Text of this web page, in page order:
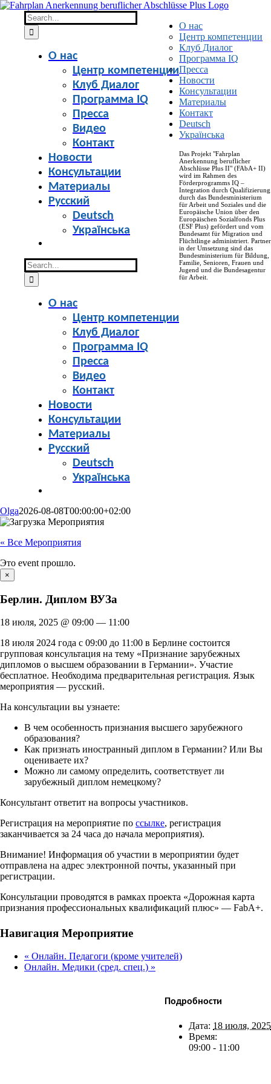
Skip
content
Search
for:
О нас
Центр компетенции
Клуб Диалог
Программа IQ
Пресса
Видео
Контакт
Новости
Консультации
Материалы
Русский
Deutsch
Українська
Search
for:
О нас
Центр компетенции
Клуб Диалог
Программа IQ
Пресса
Видео
Контакт
Новости
Консультации
Материалы
Русский
Deutsch
Українська
О нас
Центр компетенции
Клуб Диалог
Программа IQ
Пресса
Новости
Консультации
Материалы
Контакт
Deutsch
Українська
Olga2026-08-08T00:00:00+02:00
« Все Мероприятия
Это event прошло.
×
Берлин. Диплом ВУЗа
18 июля, 2025 @ 09:00 — 11:00
18 июля 2024 года с 09:00 до 11:00 в Берлине состоится
групповая консультация на тему «Признание зарубежных
дипломов о высшем образовании в Германии». Участие
бесплатное. Необходима предварительная регистрация. Язык
мероприятия — русский.
На консультации вы узнаете:
В чем особенность признания высшего зарубежного
образования?
Как признать иностранный диплом в Германии? Или Вы
оцениваете их?
Можно ли самому определить, соответствует ли
зарубежный диплом немецкому?
Консультант ответит на вопросы участников.
Регистрация на мероприятие по ссылке, регистрация
заканчивается за 24 часа до начала мероприятия).
Внимание! Информация об участии в мероприятии будет
отправлена на адрес электронной почты, указанный при
регистрации.
Консультации проводятся в рамках проекта «Дорожная карта
признания профессиональных квалификаций плюс» — FabA+.
Facebook
X
Bluesky
Reddit
LinkedIn
WhatsApp
Telegram
Tumblr
Xing
Email
Copy
Навигация Мероприятие
« Онлайн. Педагоги (кроме учителей)
Онлайн. Медики (сред. спец.) »
Подробности
Дата: 18 июля, 2025
Время:
09:00 - 11:00
Das Projekt "Fahrplan
Anerkennung beruflicher
Abschlüsse Plus II" (FAbA+ II)
wird im Rahmen des
Förderprogramms IQ –
Integration durch Qualifizierung
durch das Bundesministerium
für Arbeit und Soziales und die
Europäische Union über den
Europäischen Sozialfonds Plus
(ESF Plus) gefördert und vom
Bundesamt für Migration und
Flüchtlinge administriert. Partner
in der Umsetzung sind das
Bundesministerium für Bildung,
Familie, Senioren, Frauen und
Jugend und die Bundesagentur
für Arbeit.